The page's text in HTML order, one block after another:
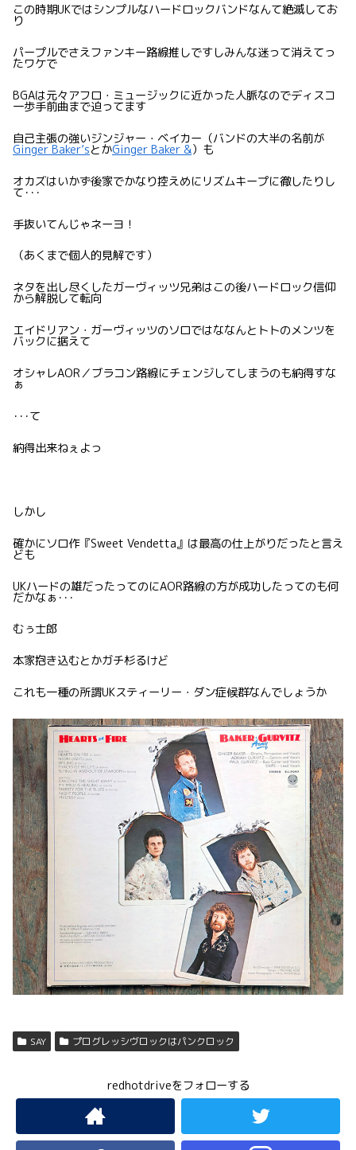
この時期UKではシンプルなハードロックバンドなんて絶滅してお
り
パープルでさえファンキー路線推しですしみんな迷って消えてっ
たワケで
BGAは元々アフロ・ミュージックに近かった人脈なのでディスコ
一歩手前曲まで迫ってます
自己主張の強いジンジャー・ベイカー（バンドの大半の名前が
Ginger Baker’sとかGinger Baker &）も
オカズはいかず後家でかなり控えめにリズムキープに徹したりし
て･･･
手抜いてんじゃネーヨ！
（あくまで個人的見解です）
ネタを出し尽くしたガーヴィッツ兄弟はこの後ハードロック信仰
から解脱して転向
エイドリアン・ガーヴィッツのソロではななんとトトのメンツを
バックに据えて
オシャレAOR／ブラコン路線にチェンジしてしまうのも納得すな
ぁ
･･･て
納得出来ねぇよっ
しかし
確かにソロ作『Sweet Vendetta』は最高の仕上がりだったと言え
ども
UKハードの雄だったってのにAOR路線の方が成功したってのも何
だかなぁ･･･
むぅ士郎
本家抱き込むとかガチ杉るけど
これも一種の所謂UKスティーリー・ダン症候群なんでしょうか
SAY プログレッシヴロックはパンクロック
redhotdriveをフォローする